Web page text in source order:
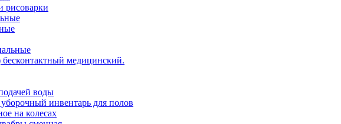
рисоварки
медицинский.
воды
инвентарь для полов
на колесах